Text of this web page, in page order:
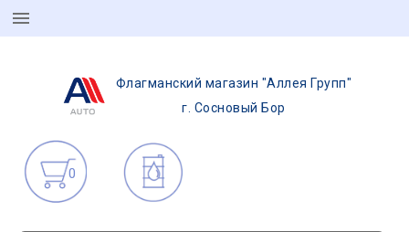
Флагманский магазин "Аллея Групп"
г. Сосновый Бор
0